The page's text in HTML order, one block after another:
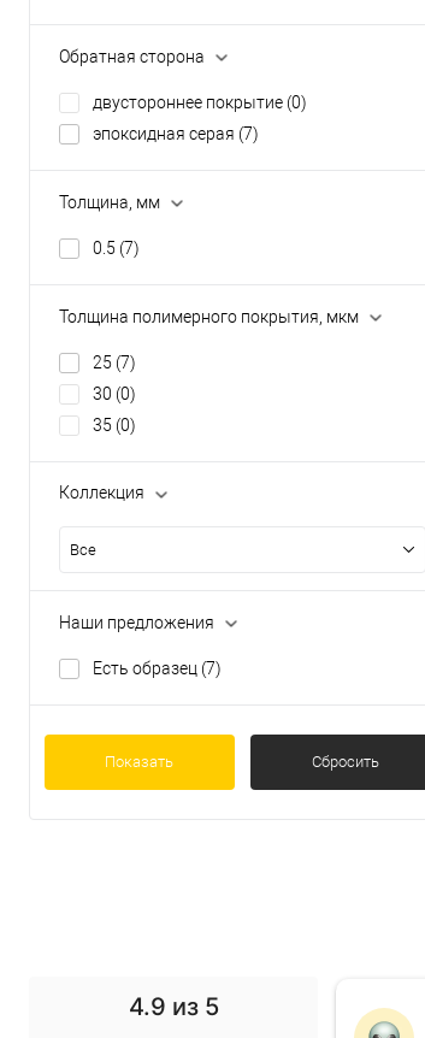
Обратная сторона
двустороннее покрытие (0)
эпоксидная серая (7)
Толщина, мм
0.5 (7)
Толщина полимерного покрытия, мкм
25 (7)
30 (0)
35 (0)
Коллекция
Все
Наши предложения
Есть образец (7)
Показать Сбросить
4.9 из 5